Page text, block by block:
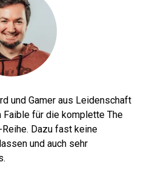
und Gamer aus Leidenschaft
für die komplette The
Dazu fast keine
und auch sehr